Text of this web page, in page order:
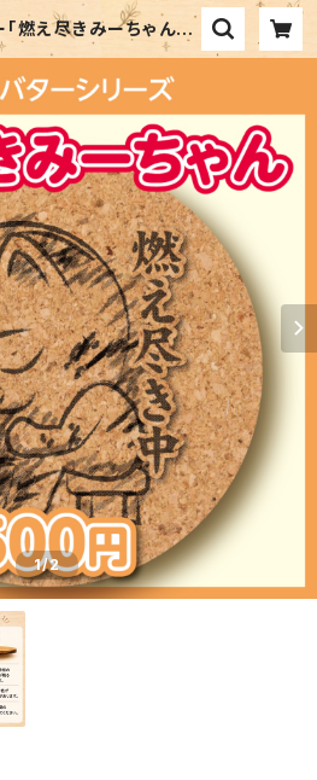
燃え尽きみーちゃん」 |
SHOP
1/2